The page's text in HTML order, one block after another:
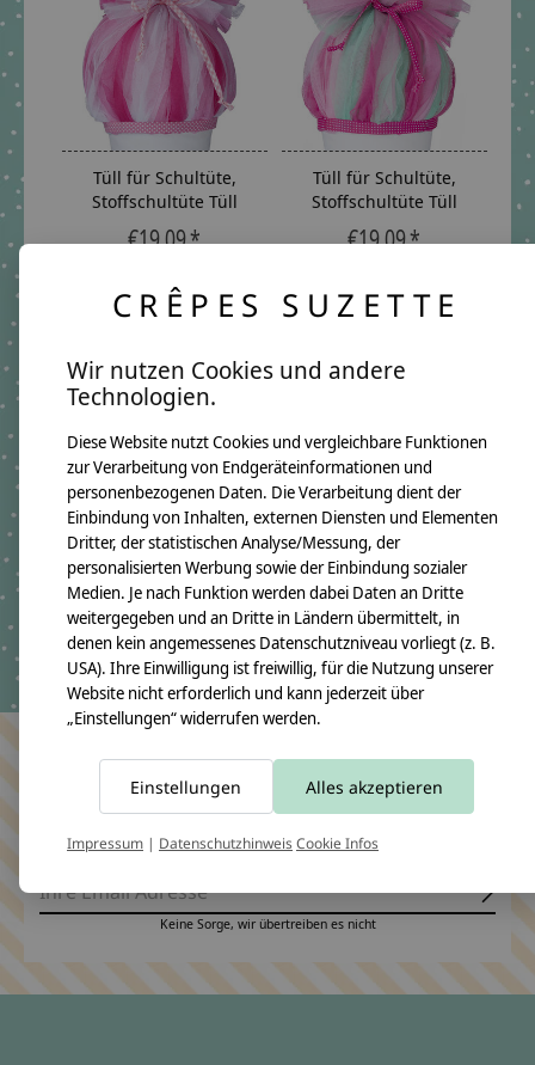
Tüll für Schultüte,
Stoffschultüte Tüll
€19,09 *
Versandkosten
Tüll für Schultüte,
Stoffschultüte Tüll
€19,09 *
Tüll für Schultüte,
Stoffschultüte Tüll
€19,09 *
*Inkl. MwSt. zzgl.
Versandkosten
Bleiben Sie in Kontakt
Keine Sorge, wir übertreiben es nicht
CRÊPES SUZETTE
Wir nutzen Cookies und andere
Technologien.
Diese Website nutzt Cookies und vergleichbare Funktionen
zur Verarbeitung von Endgeräteinformationen und
personenbezogenen Daten. Die Verarbeitung dient der
Einbindung von Inhalten, externen Diensten und Elementen
Dritter, der statistischen Analyse/Messung, der
personalisierten Werbung sowie der Einbindung sozialer
Medien. Je nach Funktion werden dabei Daten an Dritte
weitergegeben und an Dritte in Ländern übermittelt, in
denen kein angemessenes Datenschutzniveau vorliegt (z. B.
USA). Ihre Einwilligung ist freiwillig, für die Nutzung unserer
Website nicht erforderlich und kann jederzeit über
„Einstellungen“ widerrufen werden.
Einstellungen Alles akzeptieren
Impressum | DatenschutzhinweisCookie Infos